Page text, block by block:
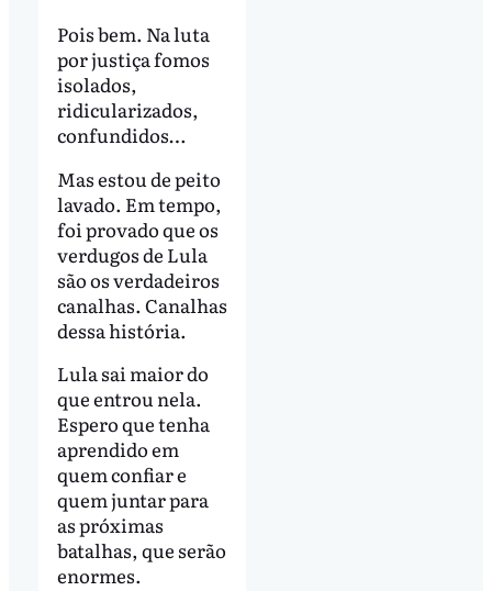
Pois bem. Na luta
por justiça fomos
isolados,
ridicularizados,
confundidos…
Mas estou de peito
lavado. Em tempo,
foi provado que os
verdugos de Lula
são os verdadeiros
canalhas. Canalhas
dessa história.
Lula sai maior do
que entrou nela.
Espero que tenha
aprendido em
quem confiar e
quem juntar para
as próximas
batalhas, que serão
enormes.